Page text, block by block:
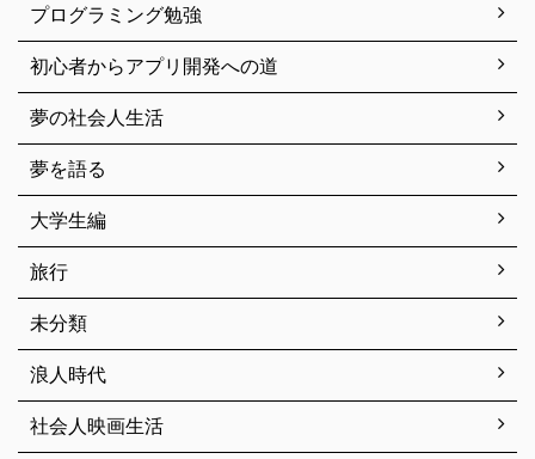
プログラミング勉強
初心者からアプリ開発への道
夢の社会人生活
夢を語る
大学生編
旅行
未分類
浪人時代
社会人映画生活